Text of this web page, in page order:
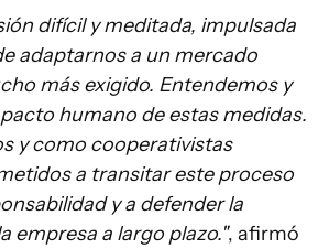
difícil y meditada, impulsada
adaptarnos a un mercado
más exigido. Entendemos y
humano de estas medidas.
y como cooperativistas
a transitar este proceso
y a defender la
empresa a largo plazo.", afirmó